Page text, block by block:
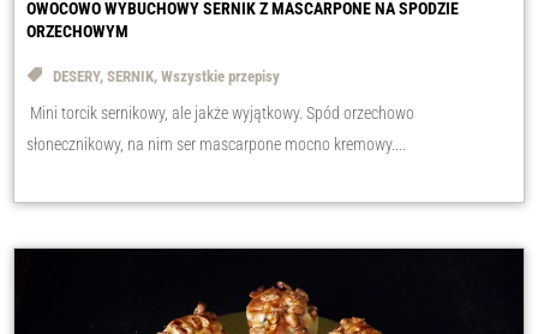
OWOCOWO WYBUCHOWY SERNIK Z MASCARPONE NA SPODZIE
ORZECHOWYM
DESERY,SERNIK,Wszystkie przepisy
Mini torcik sernikowy, ale jakże wyjątkowy. Spód orzechowo
słonecznikowy, na nim ser mascarpone mocno kremowy....